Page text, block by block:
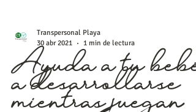
Transpersonal Playa
30 abr 2021
1 min de lectura
Ayuda a tu bebé